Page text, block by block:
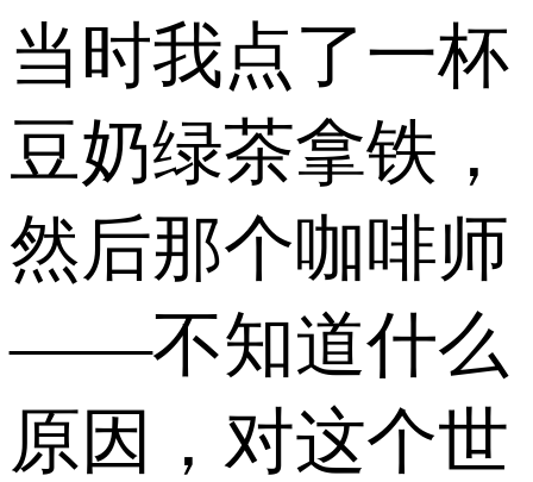
当时我点了一杯
豆奶绿茶拿铁，
然后那个咖啡师
——不知道什么
原因，对这个世